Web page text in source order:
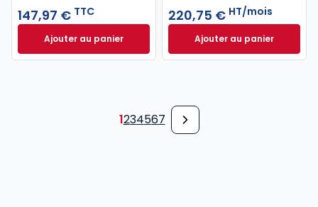
147,97 € TTC
Ajouter au panierGuide familial - Offre papier + web à 147,97 € TTC
220,75 € HT/mois
Ajouter au panier
ELnet Droit des
1234567